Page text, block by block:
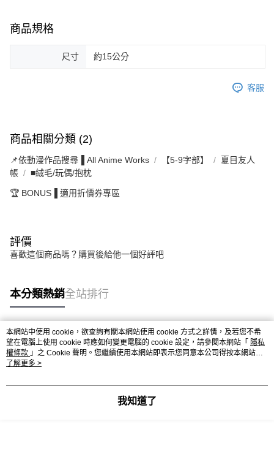
商品規格
尺寸 約15公分
客服
商品相關分類 (2)
📌依動漫作品搜尋▐ All Anime Works 【5-9字部】
夏目友人
帳
■絨毛/玩偶/抱枕
🏆 BONUS▐ 適用折價券專區
評價
喜歡這個商品嗎？購買後給他一個好評吧
本分類熱銷全站排行
熱門標籤
本網站中使用 cookie，欲查詢有關本網站使用 cookie 方式之詳情，及若您不希
望在電腦上使用 cookie 時應如何變更電腦的 cookie 設定，請參閱本網站「 隱私
權條款 」之 Cookie 聲明。您繼續使用本網站即表示您同意本公司得按本網站使
用條款之 Cookie 聲明使用 cookie。
了解更多 >
我知道了